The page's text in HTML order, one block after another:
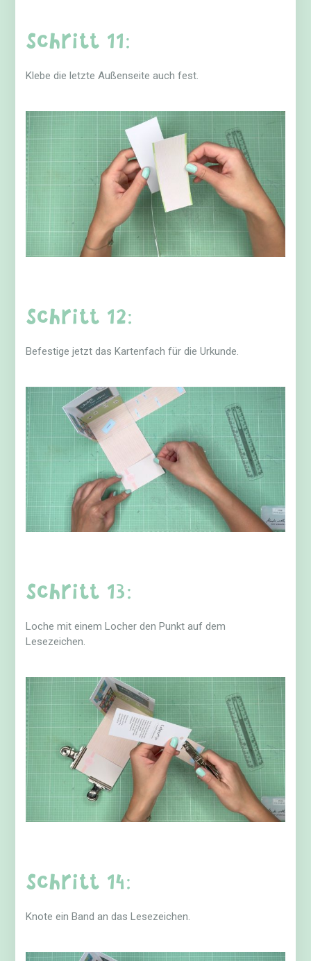
Schritt 11:
Klebe die letzte Außenseite auch fest.
Schritt 12:
Befestige jetzt das Kartenfach für die Urkunde.
Schritt 13:
Loche mit einem Locher den Punkt auf dem
Lesezeichen.
Schritt 14:
Knote ein Band an das Lesezeichen.